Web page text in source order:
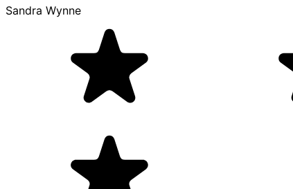
Sandra Wynne